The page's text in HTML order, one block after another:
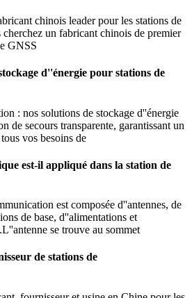
chinois leader pour les stations de
un fabricant chinois de premier
GNSS
d''énergie pour stations de
: nos solutions de stockage d''énergie
de secours transparente, garantissant un
vos besoins de
est-il appliqué dans la station de
est composée d''antennes, de
de base, d''alimentations et
se trouve au sommet
de stations de